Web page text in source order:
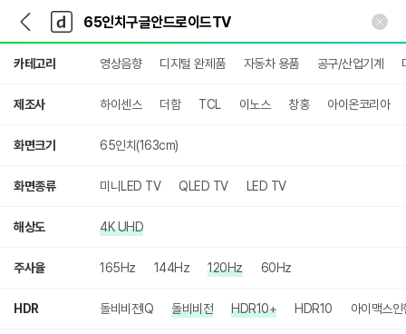
다
나
와
가
기
다
와
메
인
카테고리 영상음향 디지털 완제품 자동차 용품 공구/산업기계
제조사 하이센스 더함 TCL 이노스 창홍 아이온코리아
화면크기 65인치(163cm)
화면종류 미니LED TV QLED TV LED TV
해상도 4K UHD
주사율 165Hz 144Hz 120Hz 60Hz
HDR 돌비비전IQ 돌비비전 HDR10+ HDR10 아이맥스인